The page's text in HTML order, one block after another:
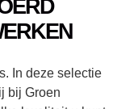
In deze selectie
bij Groen